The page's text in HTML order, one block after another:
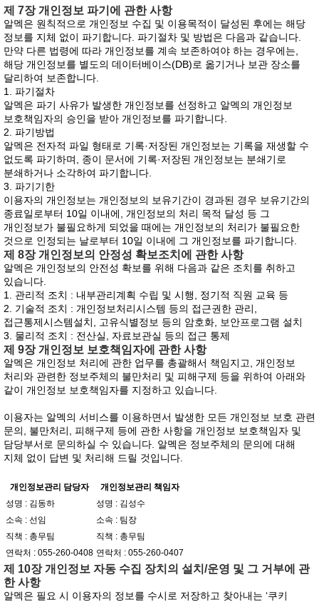
제 7장 개인정보 파기에 관한 사항
알멕은 원칙적으로 개인정보 수집 및 이용목적이 달성된 후에는 해당
정보를 지체 없이 파기합니다. 파기절차 및 방법은 다음과 같습니다.
만약 다른 법령에 따라 개인정보를 계속 보존하여야 하는 경우에는,
해당 개인정보를 별도의 데이터베이스(DB)로 옮기거나 보관 장소를
달리하여 보존합니다.
1. 파기절차
알멕은 파기 사유가 발생한 개인정보를 선정하고 알멕의 개인정보
보호책임자의 승인을 받아 개인정보를 파기합니다.
2. 파기방법
알멕은 전자적 파일 형태로 기록·저장된 개인정보는 기록을 재생할 수
없도록 파기하며, 종이 문서에 기록·저장된 개인정보는 분쇄기로
분쇄하거나 소각하여 파기합니다.
3. 파기기한
이용자의 개인정보는 개인정보의 보유기간이 경과된 경우 보유기간의
종료일로부터 10일 이내에, 개인정보의 처리 목적 달성 등 그
개인정보가 불필요하게 되었을 때에는 개인정보의 처리가 불필요한
것으로 인정되는 날로부터 10일 이내에 그 개인정보를 파기합니다.
제 8장 개인정보의 안정성 확보조치에 관한 사항
알멕은 개인정보의 안전성 확보를 위해 다음과 같은 조치를 취하고
있습니다.
1. 관리적 조치 : 내부관리계획 수립 및 시행, 정기적 직원 교육 등
2. 기술적 조치 : 개인정보처리시스템 등의 접근권한 관리,
접근통제시스템설치, 고유식별정보 등의 암호화, 보안프로그램 설치
3. 물리적 조치 : 전산실, 자료보관실 등의 접근 통제
제 9장 개인정보 보호책임자에 관한 사항
알멕은 개인정보 처리에 관한 업무를 총괄해서 책임지고, 개인정보
처리와 관련한 정보주체의 불만처리 및 피해구제 등을 위하여 아래와
같이 개인정보 보호책임자를 지정하고 있습니다.
이용자는 알멕의 서비스를 이용하면서 발생한 모든 개인정보 보호 관련
문의, 불만처리, 피해구제 등에 관한 사항을 개인정보 보호책임자 및
담당부서로 문의하실 수 있습니다. 알멕은 정보주체의 문의에 대해
지체 없이 답변 및 처리해 드릴 것입니다.
개인정보관리 담당자
개인정보관리 책임자
성명 : 김동하
성명 : 김성수
소속 : 선임
소속 : 팀장
직책 : 총무팀
직책 : 총무팀
연락처 : 055-260-0408 연락처 : 055-260-0407
제 10장 개인정보 자동 수집 장치의 설치/운영 및 그 거부에 관
한 사항
알멕은 필요 시 이용자의 정보를 수시로 저장하고 찾아내는 ‘쿠키